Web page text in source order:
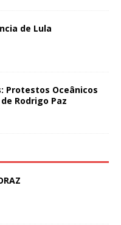
de Lula
Protestos Oceânicos
Rodrigo Paz